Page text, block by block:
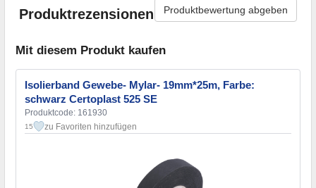
Produktrezensionen Produktbewertung abgeben
Mit diesem Produkt kaufen
Isolierband Gewebe- Mylar- 19mm*25m, Farbe:
schwarz Certoplast 525 SE
Produktcode: 161930
15 zu Favoriten hinzufügen